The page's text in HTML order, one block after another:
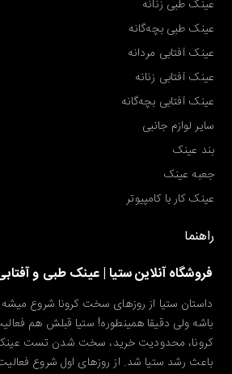
عینک طبی زنانه
عینک طبی بچه‌گانه
عینک آفتابی مردانه
عینک آفتابی زنانه
عینک آفتابی بچه‌گانه
سایر لوازم جانبی
بند عینک
جعبه عینک
عینک کار با کامپیوتر
راهنما
فروشگاه آنلاین ستیا | عینک طبی و
داستان ستیا از روزهای سخت کرونا شروع
باشه ولی دقیقا همینطوره! ستیا قبلش هم
کرونا، محدودیت خرید، سخت شدن تست
باعث رشد ستیا شد. از روزهای اول شروع فعالیت